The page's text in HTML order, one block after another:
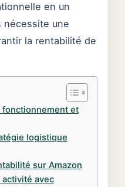
en un
nécessite une
la rentabilité de
fonctionnement et
logistique
sur Amazon
avec